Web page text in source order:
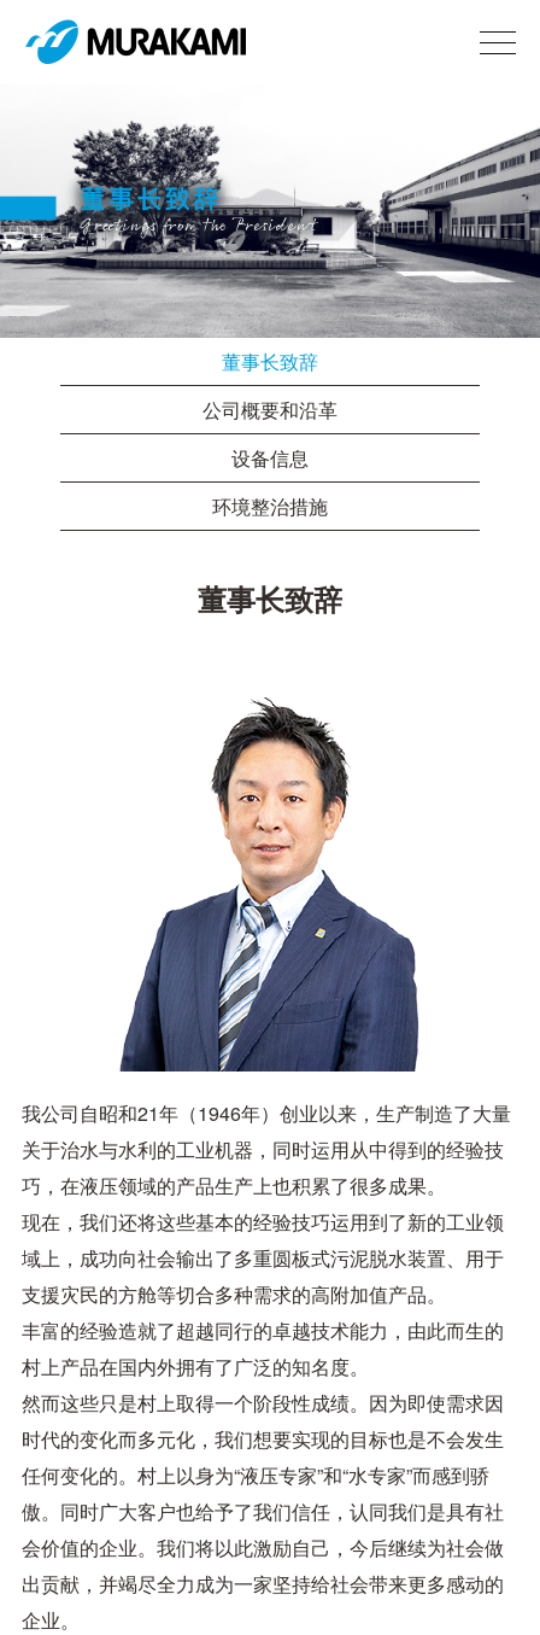
董事长致辞
公司概要和沿革
设备信息
环境整治措施
董事长致辞
我公司自昭和21年（1946年）创业以来，生产制造了大量
关于治水与水利的工业机器，同时运用从中得到的经验技
巧，在液压领域的产品生产上也积累了很多成果。
现在，我们还将这些基本的经验技巧运用到了新的工业领
域上，成功向社会输出了多重圆板式污泥脱水装置、用于
支援灾民的方舱等切合多种需求的高附加值产品。
丰富的经验造就了超越同行的卓越技术能力，由此而生的
村上产品在国内外拥有了广泛的知名度。
然而这些只是村上取得一个阶段性成绩。因为即使需求因
时代的变化而多元化，我们想要实现的目标也是不会发生
任何变化的。村上以身为“液压专家”和“水专家”而感到骄
傲。同时广大客户也给予了我们信任，认同我们是具有社
会价值的企业。我们将以此激励自己，今后继续为社会做
出贡献，并竭尽全力成为一家坚持给社会带来更多感动的
企业。